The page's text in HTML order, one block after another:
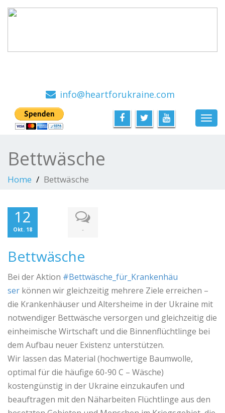
info@heartforukraine.com
Bettwäsche
Home Bettwäsche
12
Okt. 18 -
Bettwäsche
Bei der Aktion #Bettwäsche_für_Krankenhäu
ser können wir gleichzeitig mehrere Ziele erreichen –
die Krankenhäuser und Altersheime in der Ukraine mit
notwendiger Bettwäsche versorgen und gleichzeitig die
einheimische Wirtschaft und die Binnenflüchtlinge bei
dem Aufbau neuer Existenz unterstützen.
Wir lassen das Material (hochwertige Baumwolle,
optimal für die häufige 60-90 C – Wäsche)
kostengünstig in der Ukraine einzukaufen und
beauftragen mit den Näharbeiten Flüchtlinge aus den